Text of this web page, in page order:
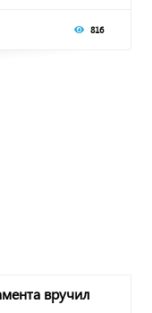
816
вручил